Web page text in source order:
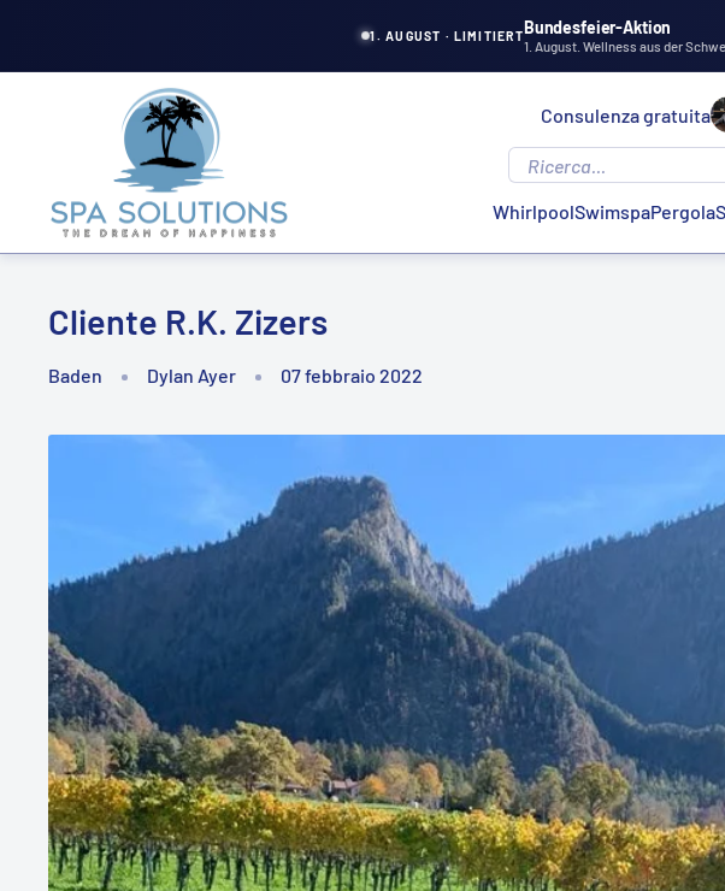
1. AUGUST · LIMITIERTBundesfeier-Aktion
1. August. Wellness aus der
Consulenza gratuita
WhirlpoolSwimspaPergola
Cliente R.K. Zizers
Baden Dylan Ayer 07 febbraio 2022